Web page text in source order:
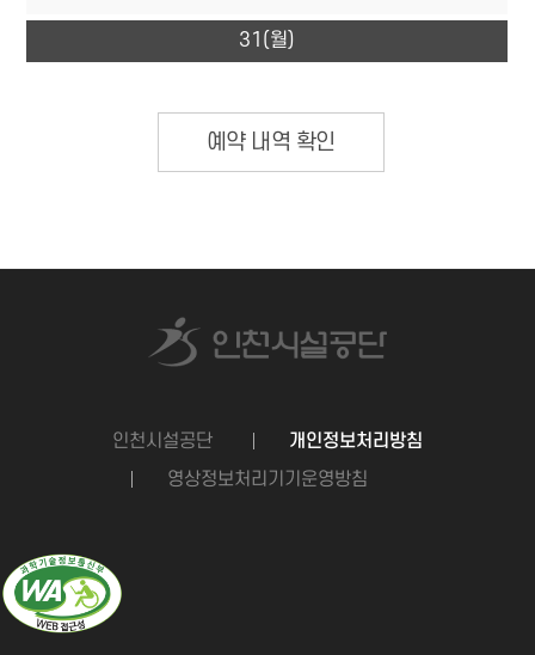
31 (월)
예약 내역 확인
인천시설공단
개인정보처리방침
영상정보처리기기운영방침